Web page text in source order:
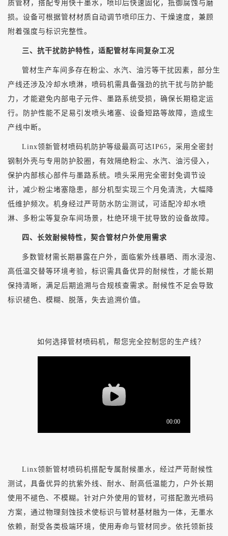
质管材，搭配专用快干墨水，喷印后快速固化，抵御腐蚀与磨
损。设备可根据管材材质自动调节喷印压力、干燥速度，兼顾
附着强度与标识完整性。
三、抗干扰防护特性，适配管材车间复杂工况
管材生产车间多存在粉尘、水汽、油污等干扰因素，部分生
产线还涉及冷却水喷淋，喷码机需具备强劲的抗干扰与防护能
力，才能避免内部电子元件、墨路系统受损，确保长期稳定运
行。防护性能不足易引发喷头堵塞、设备短路等故障，造成生
产线中断。
Linx领新管材喷码机防护等级最高可达IP65，采用全密封
钢制外壳与专用防护胶圈，有效隔绝粉尘、水汽、油污侵入，
保护内部核心部件与墨路系统。喷头采用完全密封免调节设
计，减少粉尘堵塞隐患，部分机型实现三个月免清洗，大幅降
低维护频次。机身经过严苛防水防尘测试，可适配冷却水喷
淋、多粉尘等复杂车间场景，杜绝环境干扰导致的设备故障。
四、长效耐候特性，契合管材户外使用需求
多数管材需长期暴露在户外，面临紫外线暴晒、雨水浸泡、
高低温交替等环境考验，标识需具备优异的耐候性，才能长期
保持清晰，满足后期追溯与合规核查需求。耐候性不足会导致
标识褪色、模糊、脱落，失去追溯价值。
如何选择管材喷码机，帮您完全控制您的生产线？
Linx领新管材喷码机搭配专属耐候墨水，经过严苛耐候性
测试，具备优异的抗紫外线、耐水、耐高低温能力，户外长期
使用不褪色、不模糊。针对户外使用的管材，可搭配激光喷码
方案，通过物理刻蚀技术使标识与管材基材融为一体，无墨水
依赖，耐受各类极端环境，使用寿命与管材同步。依托领新技